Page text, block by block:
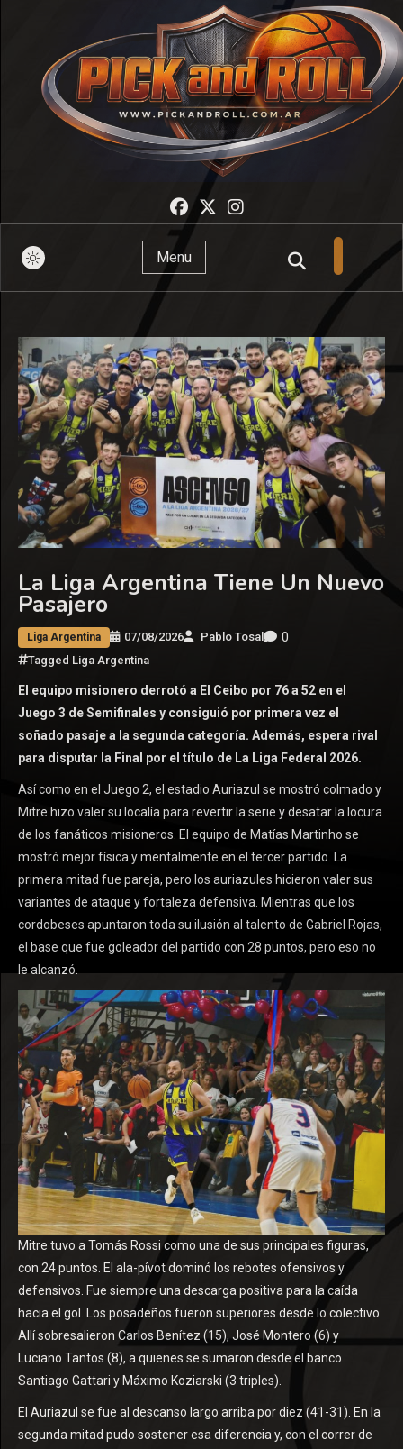
Pick And Roll
Menu
La Liga Argentina Tiene Un Nuevo
Pasajero
Liga Argentina 07/08/2026 Pablo Tosal 0
Tagged Liga Argentina
El equipo misionero derrotó a El Ceibo por 76 a 52 en el
Juego 3 de Semifinales y consiguió por primera vez el
soñado pasaje a la segunda categoría. Además, espera rival
para disputar la Final por el título de La Liga Federal 2026.
Así como en el Juego 2, el estadio Auriazul se mostró colmado y
Mitre hizo valer su localía para revertir la serie y desatar la locura
de los fanáticos misioneros. El equipo de Matías Martinho se
mostró mejor física y mentalmente en el tercer partido. La
primera mitad fue pareja, pero los auriazules hicieron valer sus
variantes de ataque y fortaleza defensiva. Mientras que los
cordobeses apuntaron toda su ilusión al talento de Gabriel Rojas,
el base que fue goleador del partido con 28 puntos, pero eso no
le alcanzó.
Mitre tuvo a Tomás Rossi como una de sus principales figuras,
con 24 puntos. El ala-pívot dominó los rebotes ofensivos y
defensivos. Fue siempre una descarga positiva para la caída
hacia el gol. Los posadeños fueron superiores desde lo colectivo.
Allí sobresalieron Carlos Benítez (15), José Montero (6) y
Luciano Tantos (8), a quienes se sumaron desde el banco
Santiago Gattari y Máximo Koziarski (3 triples).
El Auriazul se fue al descanso largo arriba por diez (41-31). En la
segunda mitad pudo sostener esa diferencia y, con el correr de